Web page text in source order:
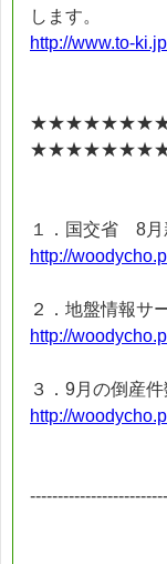
します。
http://www.to-
１．国交省 8月
http://
２．地盤情報サ
http://
３．9月の倒産
http://